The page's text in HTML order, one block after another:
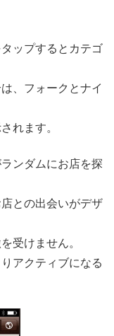
ップするとカテゴ
、フォークとナイ
れます。
ンダムにお店を探
との出会いがデザ
受けません。
アクティブになる